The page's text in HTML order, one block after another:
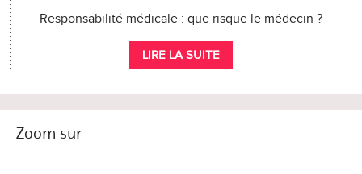
Responsabilité médicale : que risque le médecin ?
LIRE LA SUITE
Zoom sur